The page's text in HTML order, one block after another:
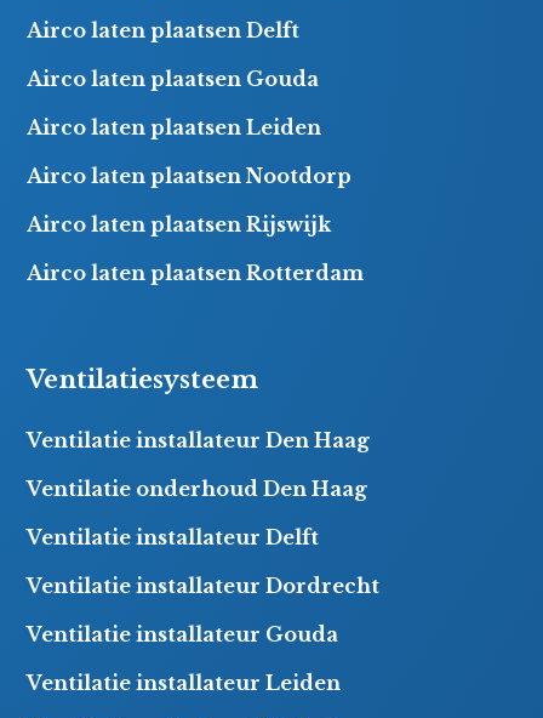
Airco laten plaatsen Delft
Airco laten plaatsen Gouda
Airco laten plaatsen Leiden
Airco laten plaatsen Nootdorp
Airco laten plaatsen Rijswijk
Airco laten plaatsen Rotterdam
Ventilatiesysteem
Ventilatie installateur Den Haag
Ventilatie onderhoud Den Haag
Ventilatie installateur Delft
Ventilatie installateur Dordrecht
Ventilatie installateur Gouda
Ventilatie installateur Leiden